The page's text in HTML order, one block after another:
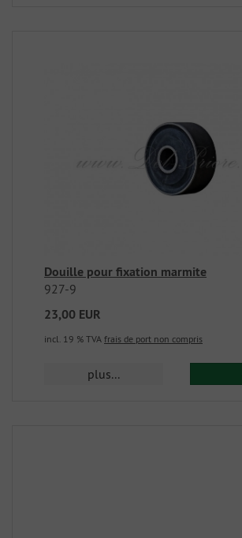
Douille pour fixation marmite
927-9
23,00 EUR
incl. 19 % TVA frais de port non compris
plus...